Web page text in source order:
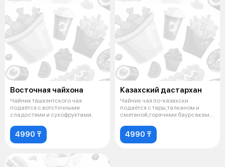
Восточная чайхона
Чайник ташкентского чая
подаётся с вотсточными
сладостями и сухофруктами.
4990 ₸
Казахский дастархан
Чайник чая по-казахски
подаётся с тары,талканом и
сметаной,горячими баурсаками
4990 ₸